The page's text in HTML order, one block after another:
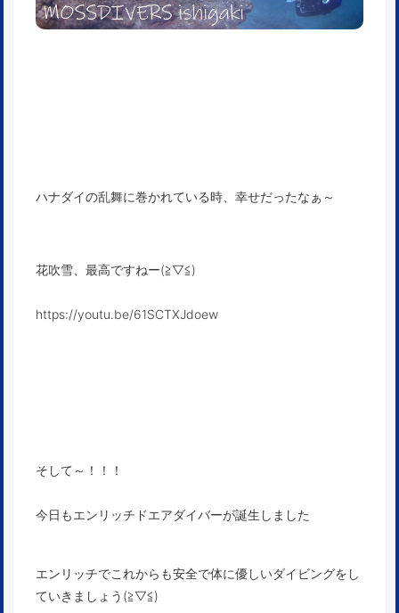
ハナダイの乱舞に巻かれている時、幸せだったなぁ～
花吹雪、最高ですねー(≧▽≦)
https://youtu.be/61SCTXJdoew
そして～！！！
今日もエンリッチドエアダイバーが誕生しました
エンリッチでこれからも安全で体に優しいダイビングをし
ていきましょう(≧▽≦)